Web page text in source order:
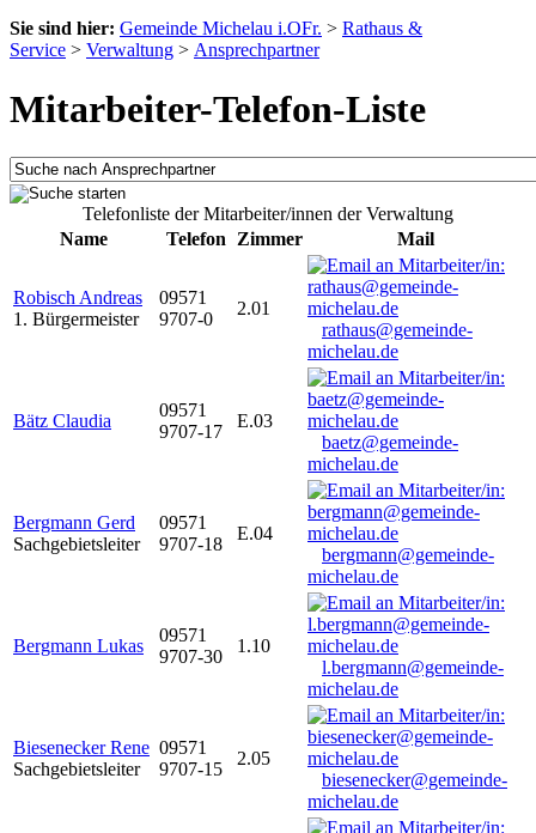
Sie sind hier: Gemeinde Michelau i.OFr. > Rathaus &
Service > Verwaltung > Ansprechpartner
Mitarbeiter-Telefon-Liste
Telefonliste der Mitarbeiter/innen der Verwaltung
Name
Telefon Zimmer Mail
Robisch Andreas
1. Bürgermeister
09571
9707-0
2.01
rathaus@gemeinde-
michelau.de
Bätz Claudia
09571
9707-17
E.03
baetz@gemeinde-
michelau.de
Bergmann Gerd
Sachgebietsleiter
09571
9707-18
E.04
bergmann@gemeinde-
michelau.de
Bergmann Lukas
09571
9707-30
1.10
l.bergmann@gemeinde-
michelau.de
Biesenecker Rene
Sachgebietsleiter
09571
9707-15
2.05
biesenecker@gemeinde-
michelau.de